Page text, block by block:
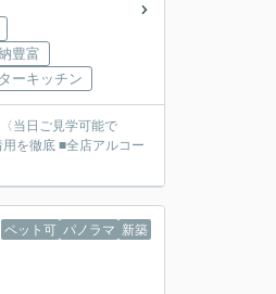
豊富
ーキッチン
当日ご見学可能で
を徹底 ■全店アルコー
ペット可 パノラマ 新築